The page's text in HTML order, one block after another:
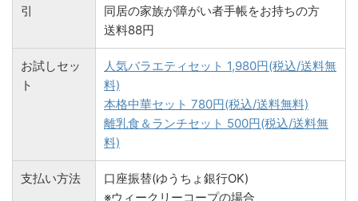
引
同居の家族が障がい者手帳をお持ちの方
送料88円
お試しセッ
ト
人気バラエティセット 1,980円(税込/送料無
料)
本格中華セット 780円(税込/送料無料)
離乳食＆ランチセット 500円(税込/送料無
料)
支払い方法
口座振替(ゆうちょ銀行OK)
※ウィークリーコープの場合